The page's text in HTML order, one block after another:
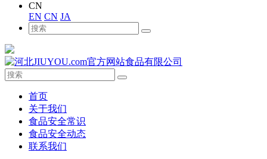
CN
EN CN JA
首页
关于我们
食品安全常识
食品安全动态
联系我们